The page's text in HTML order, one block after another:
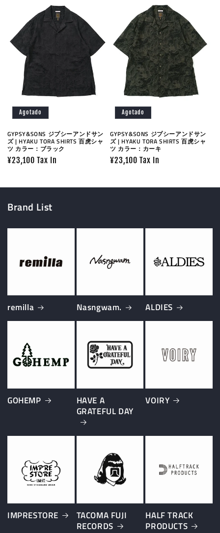
Agotado
GYPSY&SONS ジプシーアンドサン
ズ | HYAKU TORA SHIRTS 百虎シャ
ツ カラー：ブラック
Precio
¥23,100 Tax In
Agotado
GYPSY&SONS ジプシーアンドサン
ズ | HYAKU TORA SHIRTS 百虎シャ
ツ カラー：カーキ
Precio
¥23,100 Tax In
Brand List
remilla Nasngwam. ALDIES
GOHEMP
HAVE A
GRATEFUL DAY
VOIRY
IMPRESTORE
TACOMA FUJI
RECORDS
HALF TRACK
PRODUCTS